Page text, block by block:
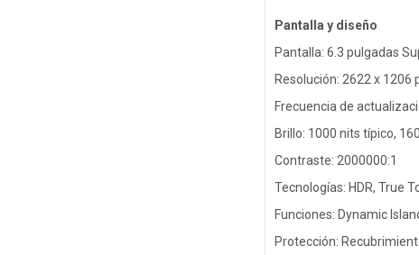
Pantalla y diseño
Pantalla: 6.3 pulgadas
Resolución: 2622 x 1206
Frecuencia de
Brillo: 1000 nits típico,
Contraste: 2000000:1
Tecnologías: HDR, True
Funciones: Dynamic
Protección: